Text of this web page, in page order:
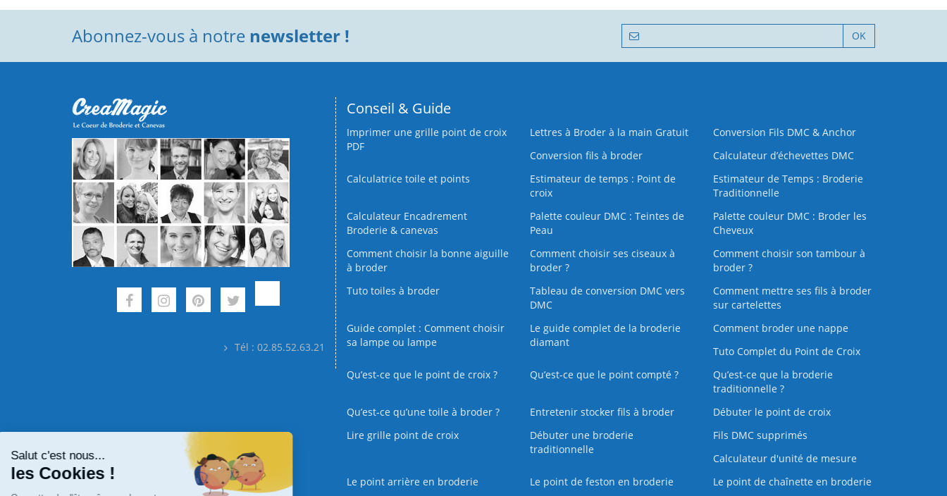
Abonnez-vous à notre newsletter ! OK
Tél : 02.85.52.63.21
Conseil & Guide
Imprimer une grille point de croix
PDF
Lettres à Broder à la main Gratuit
Conversion Fils DMC & Anchor
Conversion fils à broder
Calculateur d’échevettes DMC
Calculatrice toile et points
Estimateur de temps : Point de
croix
Estimateur de Temps : Broderie
Traditionnelle
Calculateur Encadrement
Broderie & canevas
Palette couleur DMC : Teintes de
Peau
Palette couleur DMC : Broder les
Cheveux
Comment choisir la bonne aiguille
à broder
Comment choisir ses ciseaux à
broder ?
Comment choisir son tambour à
broder ?
Tuto toiles à broder
Tableau de conversion DMC vers
DMC
Comment mettre ses fils à broder
sur cartelettes
Guide complet : Comment choisir
sa lampe ou lampe
Le guide complet de la broderie
diamant
Comment broder une nappe
Tuto Complet du Point de Croix
Qu’est-ce que le point de croix ?
Qu’est-ce que le point compté ?
Qu’est-ce que la broderie
traditionnelle ?
Qu’est‑ce qu’une toile à broder ?
Entretenir stocker fils à broder
Débuter le point de croix
Lire grille point de croix
Débuter une broderie
traditionnelle
Fils DMC supprimés
Calculateur d'unité de mesure
Le point arrière en broderie
Le point de feston en broderie Le point de chaînette en broderie